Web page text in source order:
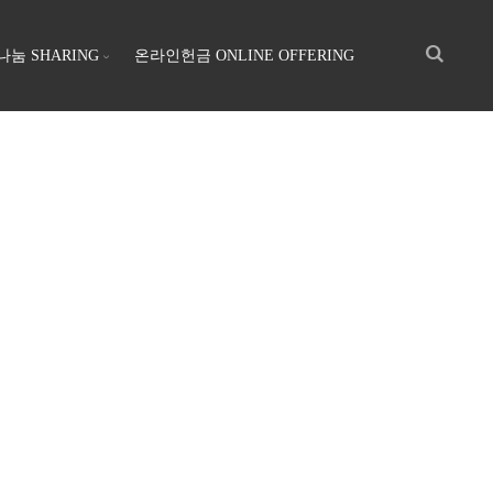
눔 SHARING 온라인헌금 ONLINE OFFERING